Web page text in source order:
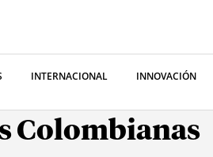
INTERNACIONAL INNOVACIÓN
Colombianas